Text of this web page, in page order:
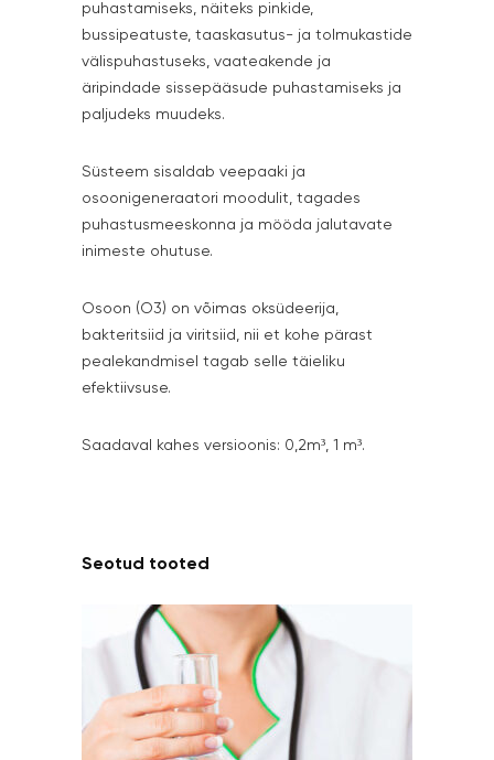
puhastamiseks, näiteks pinkide,
bussipeatuste, taaskasutus- ja tolmukastide
välispuhastuseks, vaateakende ja
äripindade sissepääsude puhastamiseks ja
paljudeks muudeks.
Süsteem sisaldab veepaaki ja
osoonigeneraatori moodulit, tagades
puhastusmeeskonna ja mööda jalutavate
inimeste ohutuse.
Osoon (O3) on võimas oksüdeerija,
bakteritsiid ja viritsiid, nii et kohe pärast
pealekandmisel tagab selle täieliku
efektiivsuse.
Saadaval kahes versioonis: 0,2m³, 1 m³.
Seotud tooted
This
product
has
multiple
variants.
The
options
may
be
chosen